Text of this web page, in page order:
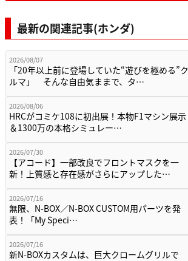
最新の関連記事(ホンダ)
2026/08/07
「20年以上前に登場していた“遊びを極める”ク
ルマ」 そんな自由気ままで、タ…
2026/08/06
HRCがコミケ108に初出展！本物F1マシン展示
＆1300万の本格シミュレー…
2026/07/30
【アコード】一部改良でフロントマスクを一
新！上質感と存在感がさらにアップした…
2026/07/16
無限、N-BOX／N-BOX CUSTOM用パーツを発
表！「My Speci…
2026/07/16
新N-BOXカスタムは、巨大クロームグリルで